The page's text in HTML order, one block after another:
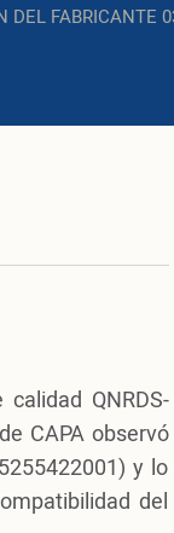
DEL FABRICANTE
QN­RDS-
CAPA observó
y lo
del